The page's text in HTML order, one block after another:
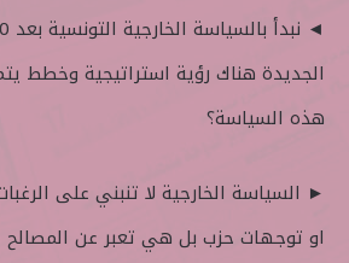
الجديدة هناك رؤية استراتيجية وخطط
هذه السياسة؟
► السياسة الخارجية لا تنبني على
او توجهات حزب بل هي تعبر عن المصالح